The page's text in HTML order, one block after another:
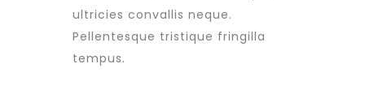
ultricies convallis neque.
Pellentesque tristique fringilla
tempus.